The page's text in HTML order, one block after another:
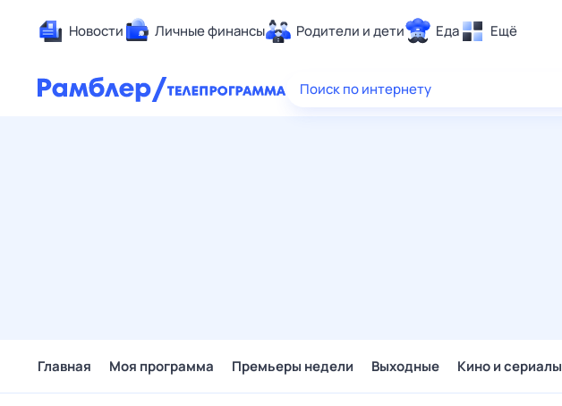
Новости Личные финансы Родители и дети Еда Ещё
Здоровье
Поиск по интернету
Главная Моя программа Премьеры недели Выходные Кино и сериалы